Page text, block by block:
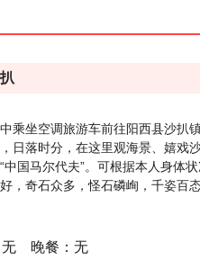
乘坐空调旅游车前往阳西县沙扒
日落时分，在这里观海景、嬉戏
中国马尔代夫”。可根据本人身体
，奇石众多，怪石磷峋，千姿百
晚餐：无